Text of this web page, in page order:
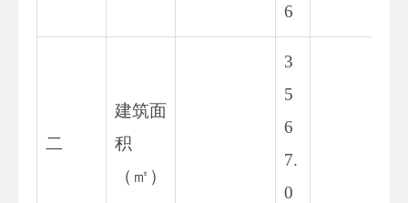
6
二
建筑面
积
（㎡）
3
5
6
7.
0